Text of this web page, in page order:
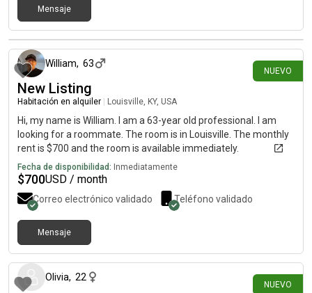
Mensaje
NUEVO
hace 4 días
William, 63
New Listing
Habitación en alquiler Louisville, KY, USA
Hi, my name is William. I am a 63-year old professional. I am
looking for a roommate. The room is in Louisville. The monthly
rent is $700 and the room is available immediately.
Fecha de disponibilidad: Inmediatamente
$700USD / month
Correo electrónico validado Teléfono validado
Mensaje
NUEVO
Olivia, 22